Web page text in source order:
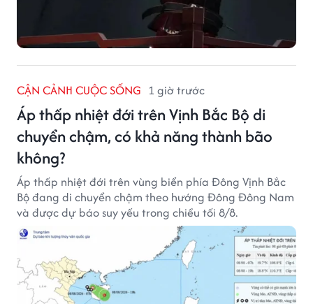
CẬN CẢNH CUỘC SỐNG 1 giờ trước
Áp thấp nhiệt đới trên Vịnh Bắc Bộ di
chuyển chậm, có khả năng thành bão
không?
Áp thấp nhiệt đới trên vùng biển phía Đông Vịnh Bắc
Bộ đang di chuyển chậm theo hướng Đông Đông Nam
và được dự báo suy yếu trong chiều tối 8/8.